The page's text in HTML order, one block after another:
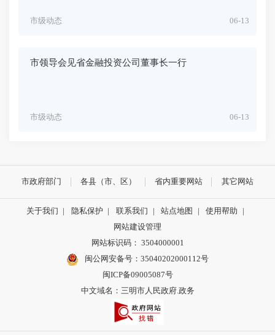
06-13
市级动态
市领导会见省金融投资公司董事长一行
06-13
市级动态
市政府部门 各县（市、区） 省内重要网站 其它网站
关于我们 | 隐私保护 | 联系我们 | 站点地图 | 使用帮助
|
网站建设管理
网站标识码： 3504000001
闽公网安备号：35040202000112号
闽ICP备09005087号
中文域名：三明市人民政府.政务